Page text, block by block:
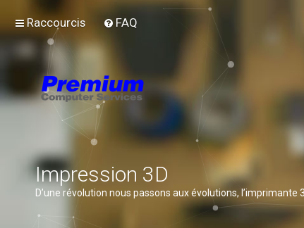
Raccourcis FAQ
Impression 3D
D’une révolution nous passons aux évolutions,